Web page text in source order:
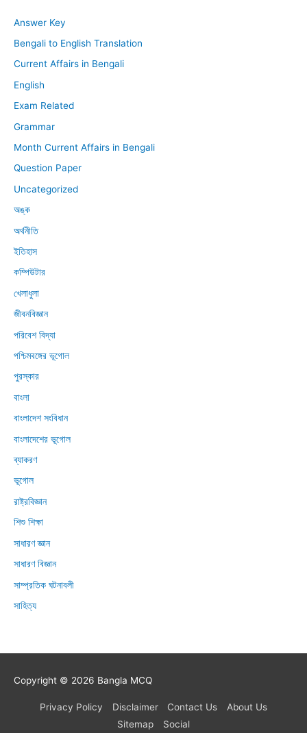
Answer Key
Bengali to English Translation
Current Affairs in Bengali
English
Exam Related
Grammar
Month Current Affairs in Bengali
Question Paper
Uncategorized
অঙ্ক
অর্থনীতি
ইতিহাস
কম্পিউটার
খেলাধুলা
জীবনবিজ্ঞান
পরিবেশ বিদ্যা
পশ্চিমবঙ্গের ভূগোল
পুরস্কার
বাংলা
বাংলাদেশ সংবিধান
বাংলাদেশের ভূগোল
ব্যাকরণ
ভূগোল
রাষ্ট্রবিজ্ঞান
শিশু শিক্ষা
সাধারণ জ্ঞান
সাধারণ বিজ্ঞান
সাম্প্রতিক ঘটনাবলী
সাহিত্য
Copyright © 2026 Bangla MCQ
Privacy Policy Disclaimer Contact Us
About Us
Sitemap
Social